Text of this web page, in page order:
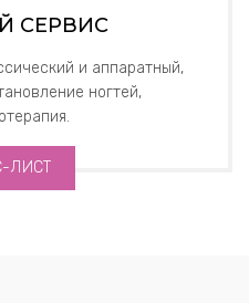
СЕРВИС
и аппаратный,
ногтей,
ЛИСТ